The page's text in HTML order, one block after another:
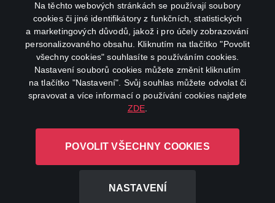
Na těchto webových stránkách se používají soubory
cookies či jiné identifikátory z funkčních, statistických
a marketingových důvodů, jakož i pro účely zobrazování
personalizovaného obsahu. Kliknutím na tlačítko "Povolit
všechny cookies" souhlasíte s používáním cookies.
Nastavení souborů cookies můžete změnit kliknutím
na tlačítko "Nastavení". Svůj souhlas můžete odvolat či
spravovat a více informací o používání cookies najdete
ZDE
POVOLIT VŠECHNY COOKIES
NASTAVENÍ
facebookinstagram
youtube
L-1246 Luxembourg R.C.S.